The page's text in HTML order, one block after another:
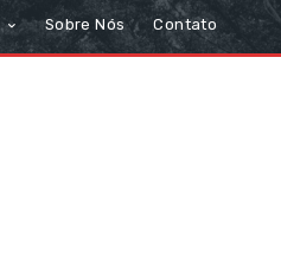
Sobre Nós Contato